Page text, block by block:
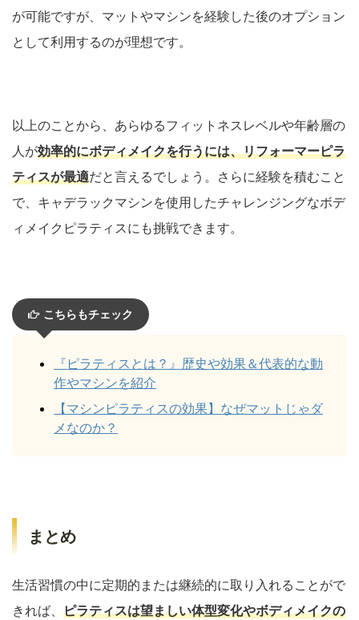
が可能ですが、マットやマシンを経験した後のオプション
として利用するのが理想です。
以上のことから、あらゆるフィットネスレベルや年齢層の
人が効率的にボディメイクを行うには、リフォーマーピラ
ティスが最適だと言えるでしょう。さらに経験を積むこと
で、キャデラックマシンを使用したチャレンジングなボデ
ィメイクピラティスにも挑戦できます。
こちらもチェック
『ピラティスとは？』歴史や効果＆代表的な動
作やマシンを紹介
【マシンピラティスの効果】なぜマットじゃダ
メなのか？
まとめ
生活習慣の中に定期的または継続的に取り入れることがで
きれば、 ピラティスは望ましい体型変化やボディメイクの